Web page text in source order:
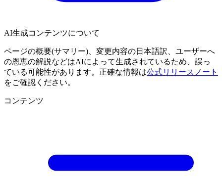
AI生成コンテンツについて
ページの概要(サマリー)、変更内容の日本語訳、ユーザーへ
の恩恵の解説などはAIによって生成されているため、誤っ
ている可能性があります。正確な情報は公式リリースノート
をご確認ください。
コンテンツ